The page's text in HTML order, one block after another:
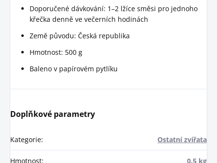
Doporučené dávkování: 1–2 lžíce směsi pro jednoho
křečka denně ve večerních hodinách
Země původu: Česká republika
Hmotnost: 500 g
Baleno v papírovém pytlíku
Doplňkové parametry
Kategorie: Ostatní zvířata
Hmotnost: 0.5 kg